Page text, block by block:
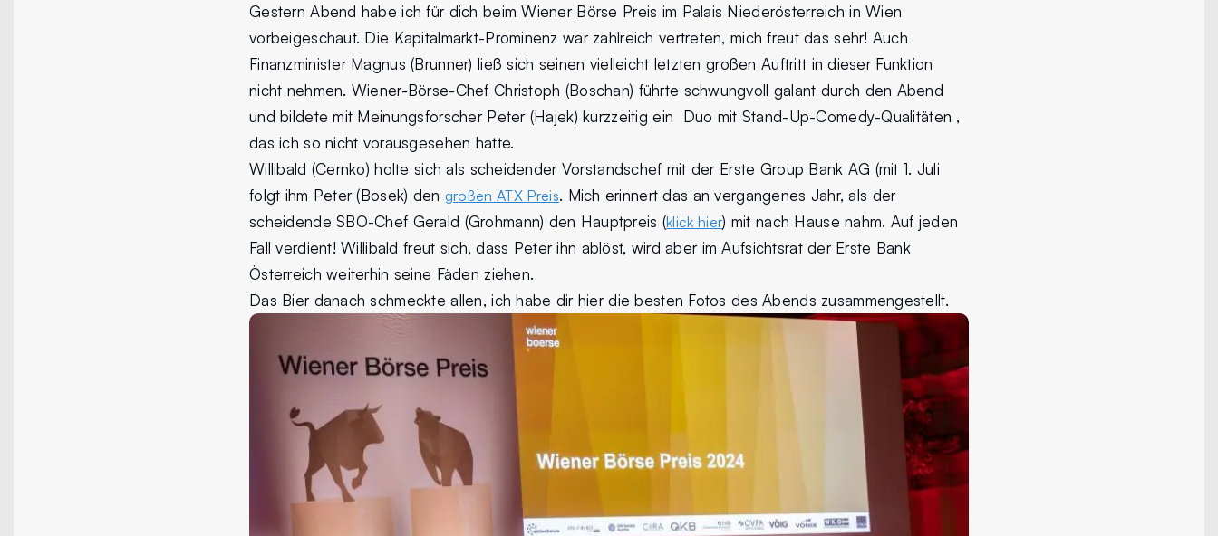
Gestern Abend habe ich für dich beim Wiener Börse Preis im Palais Niederösterreich in Wien
vorbeigeschaut. Die Kapitalmarkt-Prominenz war zahlreich vertreten, mich freut das sehr! Auch
Finanzminister Magnus (Brunner) ließ sich seinen vielleicht letzten großen Auftritt in dieser Funktion
nicht nehmen. Wiener-Börse-Chef Christoph (Boschan) führte schwungvoll galant durch den Abend
und bildete mit Meinungsforscher Peter (Hajek) kurzzeitig ein Duo mit Stand-Up-Comedy-Qualitäten ,
das ich so nicht vorausgesehen hatte.
Willibald (Cernko) holte sich als scheidender Vorstandschef mit der Erste Group Bank AG (mit 1. Juli
folgt ihm Peter (Bosek) den großen ATX Preis. Mich erinnert das an vergangenes Jahr, als der
scheidende SBO-Chef Gerald (Grohmann) den Hauptpreis (klick hier) mit nach Hause nahm. Auf jeden
Fall verdient! Willibald freut sich, dass Peter ihn ablöst, wird aber im Aufsichtsrat der Erste Bank
Österreich weiterhin seine Fäden ziehen.
Das Bier danach schmeckte allen, ich habe dir hier die besten Fotos des Abends zusammengestellt.